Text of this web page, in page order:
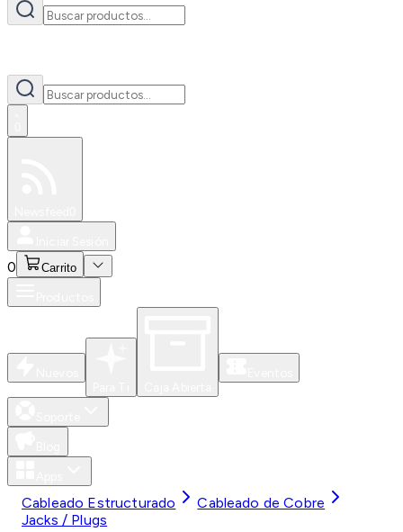
0 Carrito
Cableado Estructurado
Cableado de Cobre
Jacks / Plugs